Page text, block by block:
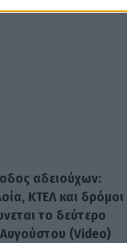
αδειούχων:
ΚΤΕΛ και δρόμοι
το δεύτερο
(Video)